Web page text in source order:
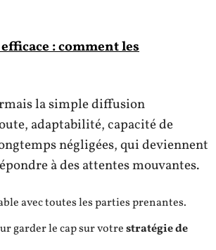
: comment les
la simple diffusion
adaptabilité, capacité de
négligées, qui deviennent
à des attentes mouvantes.
avec toutes les parties prenantes.
garder le cap sur votrestratégie de